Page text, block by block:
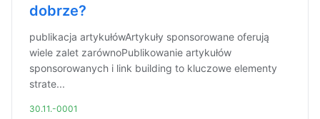
dobrze?
publikacja artykułówArtykuły sponsorowane oferują
wiele zalet zarównoPublikowanie artykułów
sponsorowanych i link building to kluczowe elementy
strate...
30.11.-0001